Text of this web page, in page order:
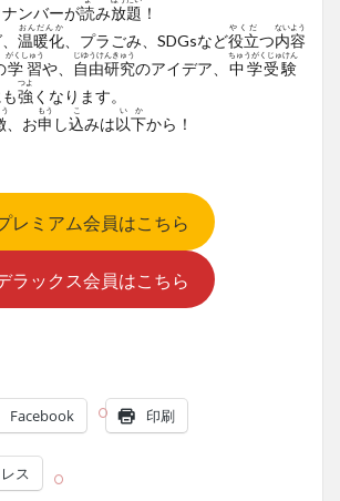
ンバーが読み放題 ！
温暖化
おんだんか
、プラごみ、SDGsなど役立
やくだ
つ内容
ないよう
学習
がくしゅう
や、 自由研究
じゆうけんきゅう
のアイデア、 中学受験
ちゅうがくじゅけん
強
つよ
くなります。
、お申
もう
し込
こ
みは以下
いか
から！
レミアム会員はこちら
ラックス会員はこちら
Facebook 印刷
ス